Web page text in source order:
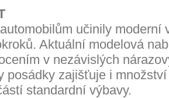
učinily moderní
Aktuální modelová
v nezávislých
posádky zajišťuje i
standardní výbavy.